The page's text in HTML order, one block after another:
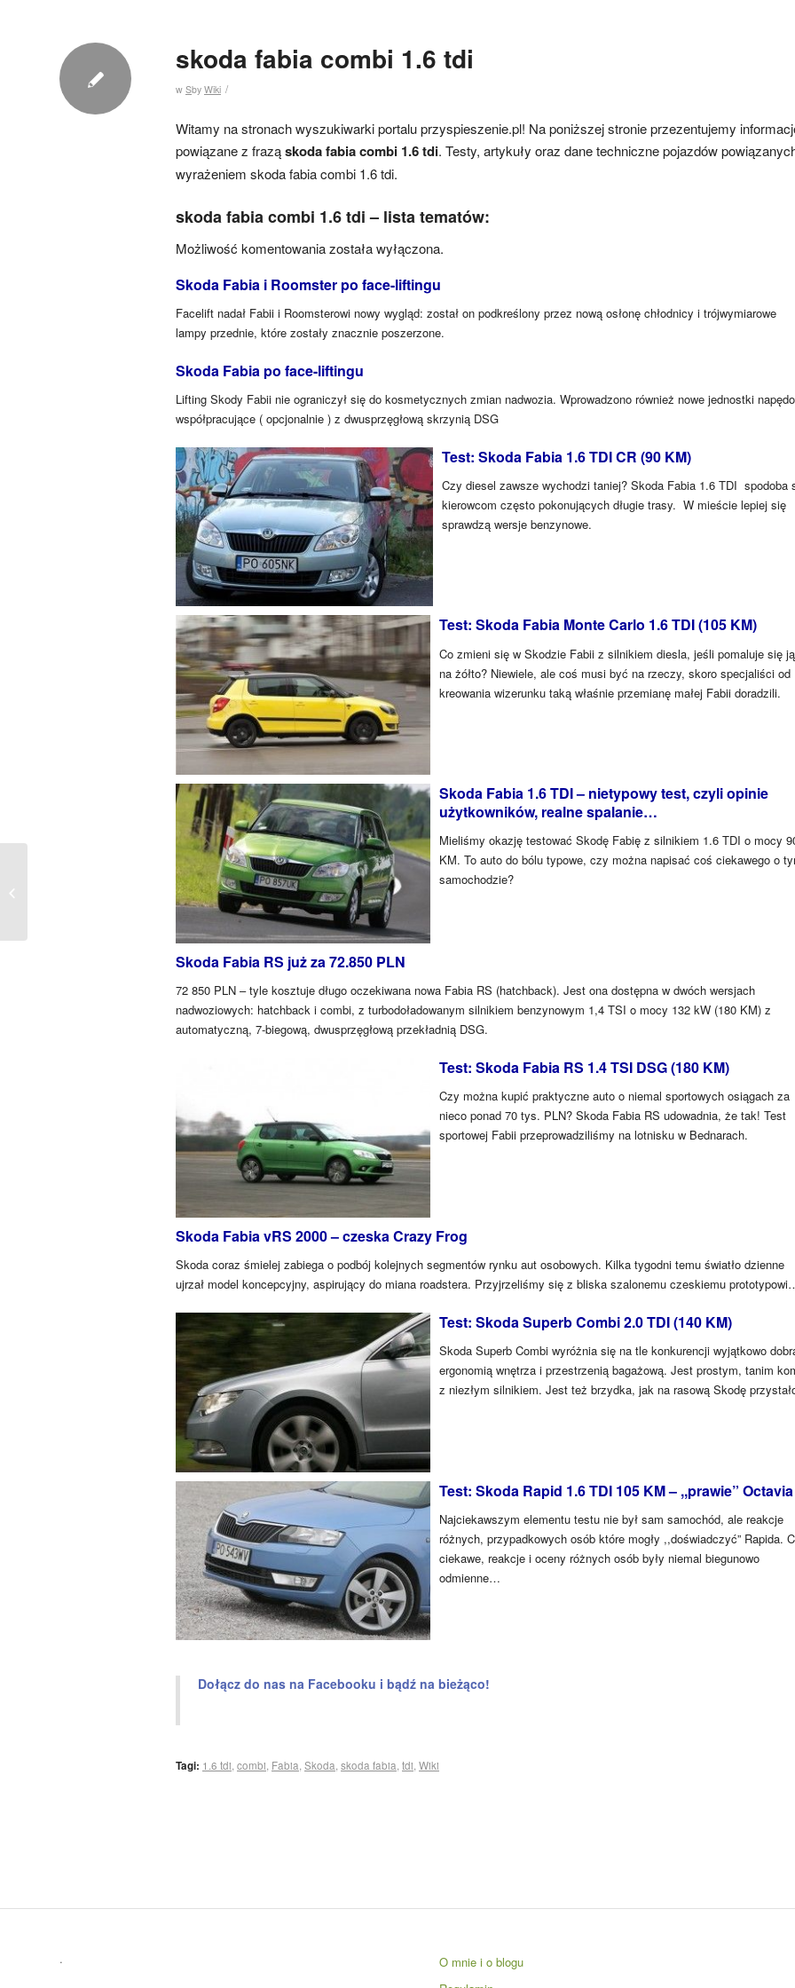
skoda fabia combi 1.6 tdi
w S /
by Wiki
Witamy na stronach wyszukiwarki portalu przyspieszenie.pl! Na poniższej stronie przezentujemy
powiązane z fraząskoda fabia combi 1.6 tdi. Testy, artykuły oraz dane techniczne pojazdów
wyrażeniem skoda fabia combi 1.6 tdi.
skoda fabia combi 1.6 tdi – lista tematów:
Możliwość komentowania została wyłączona.
Skoda Fabia i Roomster po face-liftingu
Facelift nadał Fabii i Roomsterowi nowy wygląd: został on podkreślony przez nową osłonę chłodnicy i trójwymiarowe
lampy przednie, które zostały znacznie poszerzone.
Skoda Fabia po face-liftingu
Lifting Skody Fabii nie ograniczył się do kosmetycznych zmian nadwozia. Wprowadzono również nowe jednostki
współpracujące ( opcjonalnie ) z dwusprzęgłową skrzynią DSG
Test: Skoda Fabia 1.6 TDI CR (90 KM)
Czy diesel zawsze wychodzi taniej? Skoda Fabia 1.6 TDI spodoba
kierowcom często pokonujących długie trasy. W mieście lepiej się
sprawdzą wersje benzynowe.
Test: Skoda Fabia Monte Carlo 1.6 TDI (105 KM)
Co zmieni się w Skodzie Fabii z silnikiem diesla, jeśli pomaluje się ją
na żółto? Niewiele, ale coś musi być na rzeczy, skoro specjaliści od
kreowania wizerunku taką właśnie przemianę małej Fabii doradzili.
Skoda Fabia 1.6 TDI – nietypowy test, czyli opinie
użytkowników, realne spalanie…
Mieliśmy okazję testować Skodę Fabię z silnikiem 1.6 TDI o mocy
KM. To auto do bólu typowe, czy można napisać coś ciekawego o
samochodzie?
Skoda Fabia RS już za 72.850 PLN
72 850 PLN – tyle kosztuje długo oczekiwana nowa Fabia RS (hatchback). Jest ona dostępna w dwóch wersjach
nadwoziowych: hatchback i combi, z turbodoładowanym silnikiem benzynowym 1,4 TSI o mocy 132 kW (180 KM) z
automatyczną, 7-biegową, dwusprzęgłową przekładnią DSG.
Test: Skoda Fabia RS 1.4 TSI DSG (180 KM)
Czy można kupić praktyczne auto o niemal sportowych osiągach za
nieco ponad 70 tys. PLN? Skoda Fabia RS udowadnia, że tak! Test
sportowej Fabii przeprowadziliśmy na lotnisku w Bednarach.
Skoda Fabia vRS 2000 – czeska Crazy Frog
Skoda coraz śmielej zabiega o podbój kolejnych segmentów rynku aut osobowych. Kilka tygodni temu światło dzienne
ujrzał model koncepcyjny, aspirujący do miana roadstera. Przyjrzeliśmy się z bliska szalonemu czeskiemu
Test: Skoda Superb Combi 2.0 TDI (140 KM)
Skoda Superb Combi wyróżnia się na tle konkurencji wyjątkowo
ergonomią wnętrza i przestrzenią bagażową. Jest prostym, tanim
z niezłym silnikiem. Jest też brzydka, jak na rasową Skodę
Test: Skoda Rapid 1.6 TDI 105 KM – ,,prawie” Octavia
Najciekawszym elementu testu nie był sam samochód, ale reakcje
różnych, przypadkowych osób które mogły ,,doświadczyć” Rapida.
ciekawe, reakcje i oceny różnych osób były niemal biegunowo
odmienne…
Dołącz do nas na Facebooku i bądź na bieżąco!
Tagi: 1.6 tdi,combi, Fabia,Skoda,skoda fabia,tdi,Wiki
.
O mnie i o blogu
opinie o Ford Fiesta 1.25, 80 KM